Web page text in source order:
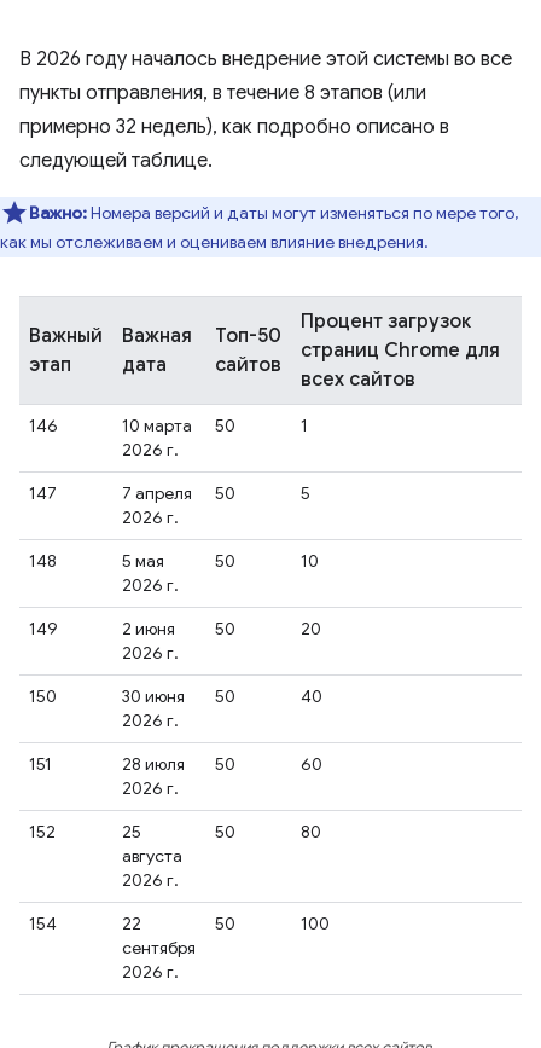
В 2026 году началось внедрение этой системы во все
пункты отправления, в течение 8 этапов (или
примерно 32 недель), как подробно описано в
следующей таблице.
Важно:Номера версий и даты могут изменяться по мере того,
как мы отслеживаем и оцениваем влияние внедрения.
Важный
этап
Важная
дата
Топ-50
сайтов
Процент загрузок
страниц Chrome для
всех сайтов
146
10 марта
2026 г.
50 1
147
7 апреля
2026 г.
50 5
148
5 мая
2026 г.
50 10
149
2 июня
2026 г.
50 20
150
30 июня
2026 г.
50 40
151
28 июля
2026 г.
50 60
152
25
августа
2026 г.
50 80
154
22
сентября
2026 г.
50 100